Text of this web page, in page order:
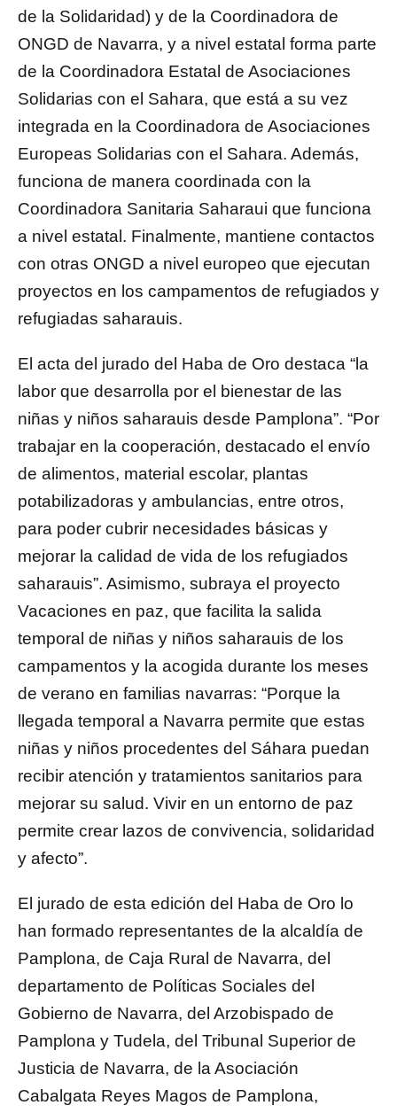
de la Solidaridad) y de la Coordinadora de
ONGD de Navarra, y a nivel estatal forma parte
de la Coordinadora Estatal de Asociaciones
Solidarias con el Sahara, que está a su vez
integrada en la Coordinadora de Asociaciones
Europeas Solidarias con el Sahara. Además,
funciona de manera coordinada con la
Coordinadora Sanitaria Saharaui que funciona
a nivel estatal. Finalmente, mantiene contactos
con otras ONGD a nivel europeo que ejecutan
proyectos en los campamentos de refugiados y
refugiadas saharauis.
El acta del jurado del Haba de Oro destaca “la
labor que desarrolla por el bienestar de las
niñas y niños saharauis desde Pamplona”. “Por
trabajar en la cooperación, destacado el envío
de alimentos, material escolar, plantas
potabilizadoras y ambulancias, entre otros,
para poder cubrir necesidades básicas y
mejorar la calidad de vida de los refugiados
saharauis”. Asimismo, subraya el proyecto
Vacaciones en paz, que facilita la salida
temporal de niñas y niños saharauis de los
campamentos y la acogida durante los meses
de verano en familias navarras: “Porque la
llegada temporal a Navarra permite que estas
niñas y niños procedentes del Sáhara puedan
recibir atención y tratamientos sanitarios para
mejorar su salud. Vivir en un entorno de paz
permite crear lazos de convivencia, solidaridad
y afecto”.
El jurado de esta edición del Haba de Oro lo
han formado representantes de la alcaldía de
Pamplona, de Caja Rural de Navarra, del
departamento de Políticas Sociales del
Gobierno de Navarra, del Arzobispado de
Pamplona y Tudela, del Tribunal Superior de
Justicia de Navarra, de la Asociación
Cabalgata Reyes Magos de Pamplona,